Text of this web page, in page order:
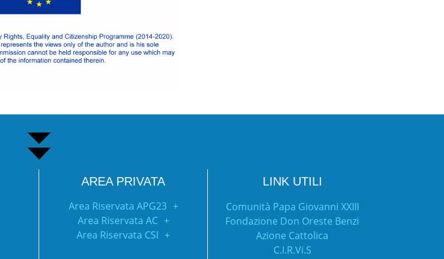
AREA PRIVATA
Area Riservata APG23
Area Riservata AC
Area Riservata CSI
LINK UTILI
Comunità Papa Giovanni XXIII
Fondazione Don Oreste Benzi
Azione Cattolica
C.I.R.Vi.S